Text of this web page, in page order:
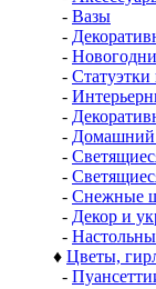
- Вазы
-
-
- Статуэтки
-
-
- Домашний
-
-
- Снежные
- Декор и
-
♦ Цветы,
-